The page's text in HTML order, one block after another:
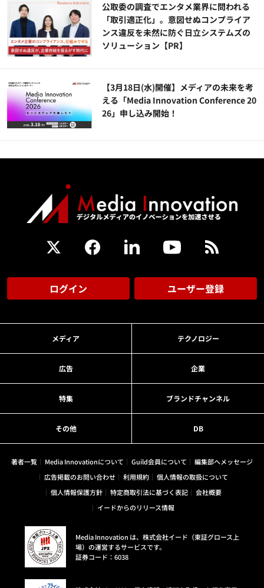
公​​取委の調査でエンタメ業界に問われる
「取引適正化」。意図せぬコンプライア
ンス違反を未然に防ぐ日立システムズの
ソリューション​【PR】
【3月18日(水)開催】メディアの未来を考
える「Media Innovation Conference 20
26」申し込み開始！
ログイン ユーザー登録
メディア テクノロジー
広告 企業
特集 ブランドチャンネル
その他 DB
著者一覧 Media Innovationについて Guild会員について
編集部へメッセージ
広告掲載のお問い合わせ
利用規約
個人情報の取扱について
個人情報保護方針
特定商取引法に基づく表記
会社概要
イードからのリリース情報
Media Innovation は、株式会社イード（東証グロース上
場）の運営するサービスです。
証券コード：6038